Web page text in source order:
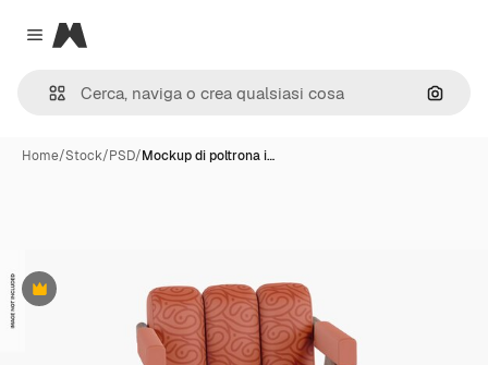
Close menu
Magnific
Cerca
Home/Stock/PSD/Mockup di poltrona i…
Premium